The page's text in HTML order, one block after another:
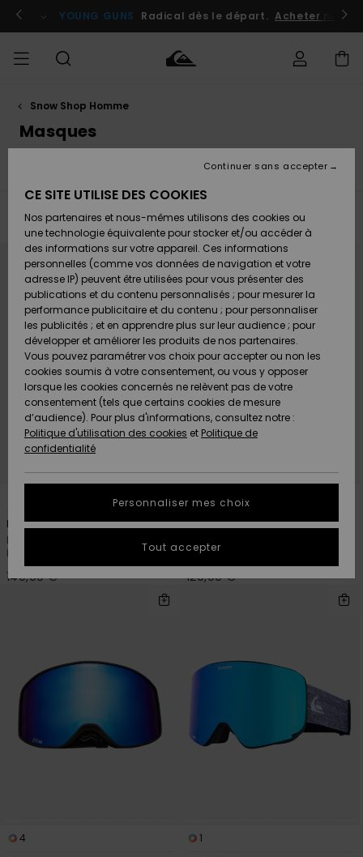
de
grille
des
produits
Se connecter / s'inscrire
YOUNG GUNS Radical dès le départ. Acheter
HOMME Vêtements
Chaussures
& Tongs
Surf
Snow
Nouveautés
A
Découvrir
Vêtements
Chaussures
& Tongs
Surf
Snow
Nouveautés
A
Découvrir
FEMME
Shop
A
Découvrir
Snow
SURF
Surf
Surf
Shop
Enfant
Highlights
Communauté
SNOW
Snow
Snow
Shop
Enfant
Snow
Shop
Femme
A
Découvrir
Communauté
OUTLET
Outlet
Enfant
Outlet
Femme
AIDE &
CONTACT
Accéder à
Retours
Paiement
Carte
Cadeau
Quiksilver
Freedom
Protection
des
tailles
question.
Démarrer
conversation
Trouvez
MAGASINS
QUIKSILVER
Snow Shop Homme
Masques
Bonnets
Filtrer & Trier 21Resultats
Passer
critères
filtrage
recherche
Browdy Clux Adapt
Masque de ski/snowboard Noir
Homme
140,00 €
Qsrc
Homme
120,00 €
4
1
CE SITE UTILISE DES COOKIES
Nos partenaires et nous-mêmes utilisons des cookies ou
une technologie équivalente pour stocker et/ou accéder à
des informations sur votre appareil. Ces informations
personnelles (comme vos données de navigation et votre
adresse IP) peuvent être utilisées pour vous présenter des
publications et du contenu personnalisés ; pour mesurer la
performance publicitaire et du contenu ; pour personnaliser
les publicités ; et en apprendre plus sur leur audience ; pour
développer et améliorer les produits de nos partenaires.
Vous pouvez paramétrer vos choix pour accepter ou non les
cookies soumis à votre consentement, ou vous y opposer
lorsque les cookies concernés ne relèvent pas de votre
consentement (tels que certains cookies de mesure
d’audience). Pour plus d'informations, consultez notre :
Politique d'utilisation des cookies et Politique de
confidentialité
Personnaliser mes choix
Continuer sans accepter
Tout accepter